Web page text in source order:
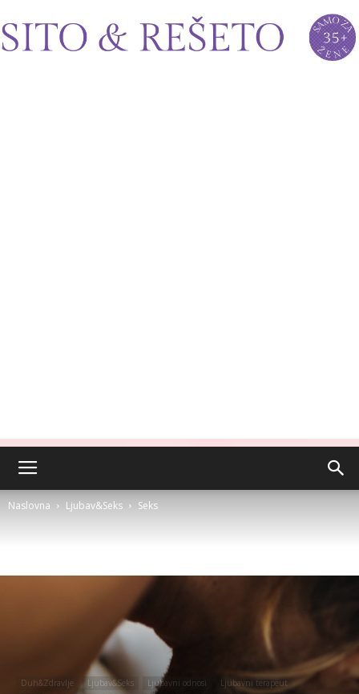
Naslovna Ljubav&Seks Seks
Duh&Zdravlje Ljubav&Seks Ljubavni odnosi
Ljubavni terapeut